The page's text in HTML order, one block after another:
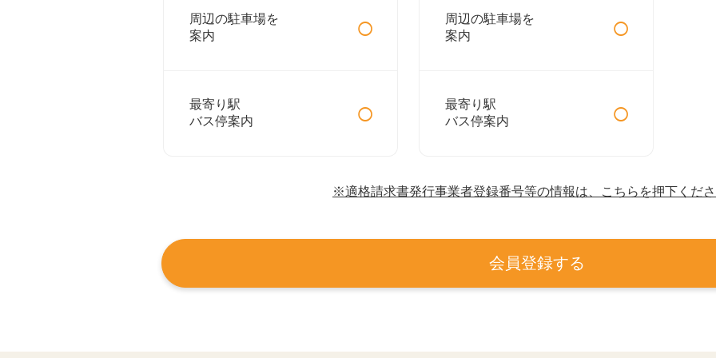
周辺の駐車場を
案内
○
最寄り駅
バス停案内
○
周辺の駐車場を
案内
○
最寄り駅
バス停案内
○
※適格請求書発行事業者登録番号等の情報は、こちらを押下くだ
会員登録する